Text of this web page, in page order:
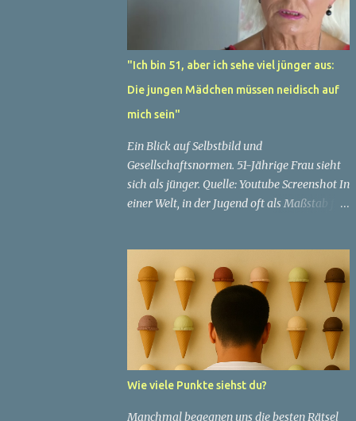
"Ich bin 51, aber ich sehe viel jünger aus:
Die jungen Mädchen müssen neidisch auf
mich sein"
Ein Blick auf Selbstbild und
Gesellschaftsnormen. 51-Jährige Frau sieht
sich als jünger. Quelle: Youtube Screenshot In
einer Welt, in der Jugend oft als Maßstab für
bewahren. Aber was passiert, wenn jemand
sein eigenes Alter anders wahrnimmt als die
Gesellschaft es tut? Treten dann Selbstbild
und Realität in Konflikt? Ein faszinierendes
Beispiel für diese Diskrepanz ist die
Geschichte einer 51-jährigen Frau, deren
Überzeugung von ihrem Aussehen sie dazu
bringt, sich jünger zu fühlen, als die
Wie viele Punkte siehst du?
Manchmal begegnen uns die besten Rätsel